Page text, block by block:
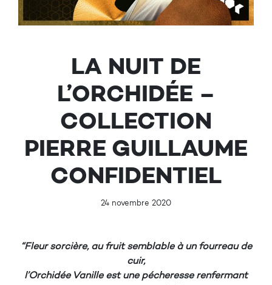
LA NUIT DE
L’ORCHIDÉE –
COLLECTION
PIERRE GUILLAUME
CONFIDENTIEL
24 novembre 2020
“Fleur sorcière, au fruit semblable à un fourreau de
cuir,
l’Orchidée Vanille est une pécheresse renfermant